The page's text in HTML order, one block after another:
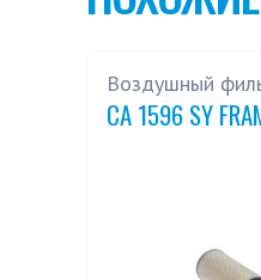
Воздушный
CA 1596 SY